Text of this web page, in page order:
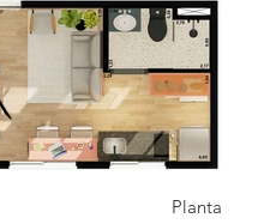
Planta